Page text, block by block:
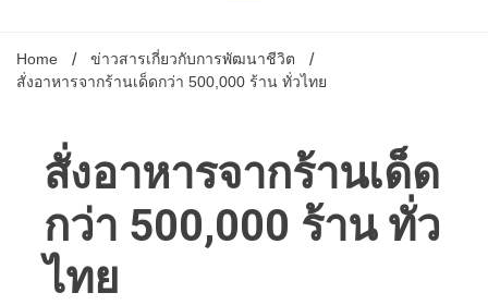
Home
ข่าวสารเกี่ยวกับการพัฒนาชีวิต
สั่งอาหารจากร้านเด็ดกว่า 500,000 ร้าน ทั่วไทย
สั่งอาหารจากร้านเด็ด
กว่า 500,000 ร้าน ทั่ว
ไทย